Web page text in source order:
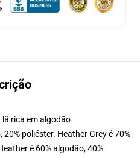
rica em algodão
poliéster. Heather Grey é 70%
é 60% algodão, 40%